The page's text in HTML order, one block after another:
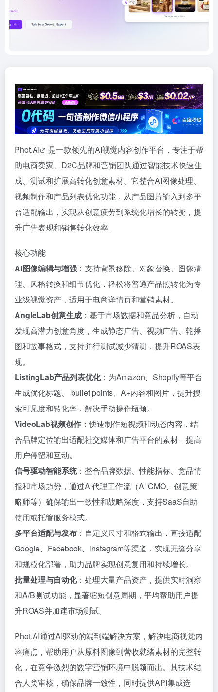
Phot.AI
是一款领先的AI视觉内容创作平台，专注于帮
助电商卖家、D2C品牌和营销团队通过智能技术快速生
成、测试和扩展高转化创意素材。它整合AI图像处理、
视频制作和产品列表优化功能，从产品图片输入到多平
台适配输出，实现从创意疲劳到系统化增长的转变，提
升广告表现和销售转化效率。
核心功能
AI图像编辑与增强 ：支持背景移除、对象替换、图像清
理、风格转换和细节优化，轻松将普通产品照转化为专
业级视觉资产，适用于电商详情页和营销素材。
AngleLab创意生成 ：基于市场数据和竞品分析，自动
发现高潜力创意角度，生成静态广告、视频广告、轮播
图和故事格式，支持并行测试减少猜测，提升ROAS表
现。
ListingLab产品列表优化：为Amazon、Shopify等平台
生成优化标题、 bullet points、A+内容和图片，提升搜
索可见度和转化率，解决手动操作瓶颈。
VideoLab视频创作 ：快速制作短视频和动态内容，结
合品牌定位输出适配社交媒体和广告平台的素材，提高
用户停留和互动。
信号驱动智能系统：整合品牌数据、性能指标、竞品情
报和市场趋势，通过AI代理工作流（AI CMO、创意策
略师等）确保输出一致性和战略深度，支持SaaS自助
使用或托管服务模式。
多平台适配与发布 ：自定义尺寸和格式输出，直接适配
Google、Facebook、Instagram等渠道，实现无缝分享
和规模化部署，助力品牌实现创意复用和持续增长。
批量处理与自动化：处理大量产品资产，提供实时洞察
和A/B测试功能，显著缩短创意周期，平均帮助用户提
升ROAS并加速市场测试。
Phot.AI通过AI驱动的端到端解决方案，解决电商视觉内
容痛点，帮助用户从原料图像到营收就绪素材的完整转
化，在竞争激烈的数字营销环境中脱颖而出。其技术结
合人类审核，确保品牌一致性，同时提供API集成选